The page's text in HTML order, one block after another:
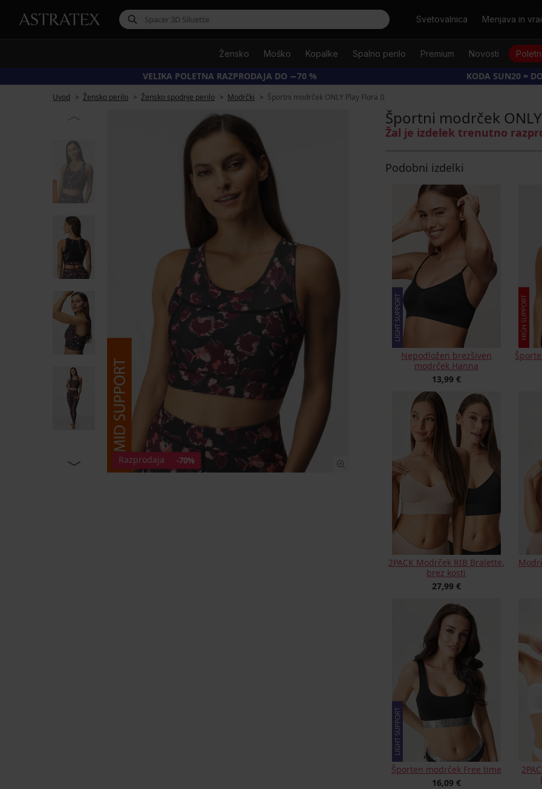
Svetovalnica Menjava in
Žensko Moško Kopalke Spalno perilo Premium Novosti
VELIKA POLETNA RAZPRODAJA DO −70 % KODA SUN20 =
Uvod Žensko perilo Žensko spodnje perilo Modrčki Športni modrček ONLY Play Flora II
Razprodaja -70%
Športni modrček
Žal je izdelek trenutno
Podobni izdelki
Nepodložen brezšiven
modrček Hanna
13,99 €
2PACK Modrček RIB Bralette,
brez kosti
27,99 €
Športen modrček Free time
16,09 €